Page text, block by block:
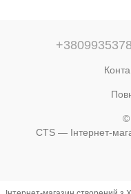
©
CTS — Інтернет-